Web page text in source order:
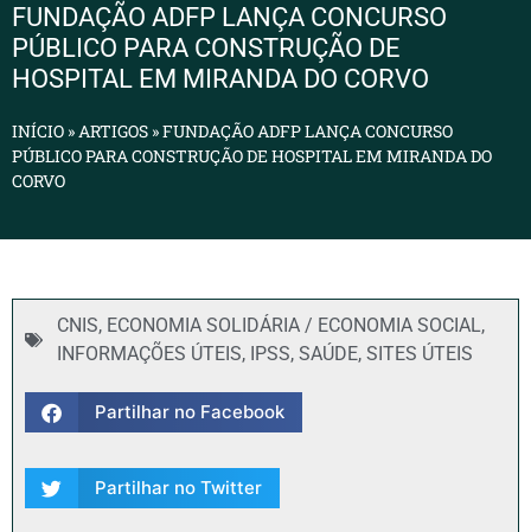
FUNDAÇÃO ADFP LANÇA CONCURSO
PÚBLICO PARA CONSTRUÇÃO DE
HOSPITAL EM MIRANDA DO CORVO
INÍCIO » ARTIGOS »FUNDAÇÃO ADFP LANÇA CONCURSO
PÚBLICO PARA CONSTRUÇÃO DE HOSPITAL EM MIRANDA DO
CORVO
CNIS, ECONOMIA SOLIDÁRIA / ECONOMIA SOCIAL,
INFORMAÇÕES ÚTEIS, IPSS, SAÚDE, SITES ÚTEIS
Partilhar no Facebook
Partilhar no Twitter